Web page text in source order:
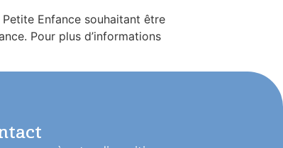
Enfance souhaitant être
Pour plus d’informations